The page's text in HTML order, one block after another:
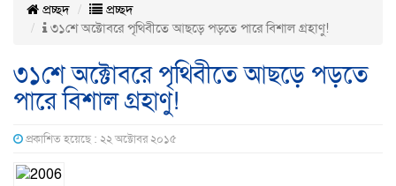
প্রচ্ছদ
প্রচ্ছদ
৩১শে অক্টোবরে পৃথিবীতে আছড়ে পড়তে পারে বিশাল গ্রহাণু!
৩১শে অক্টোবরে পৃথিবীতে আছড়ে পড়তে
পারে বিশাল গ্রহাণু!
প্রকাশিত হয়েছে : ২২ অক্টোবর ২০১৫